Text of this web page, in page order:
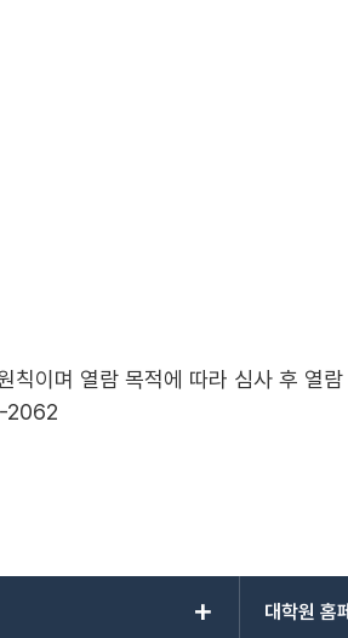
칙이며 열람 목적에 따라 심사 후 열람
2062
add 대학원 홈